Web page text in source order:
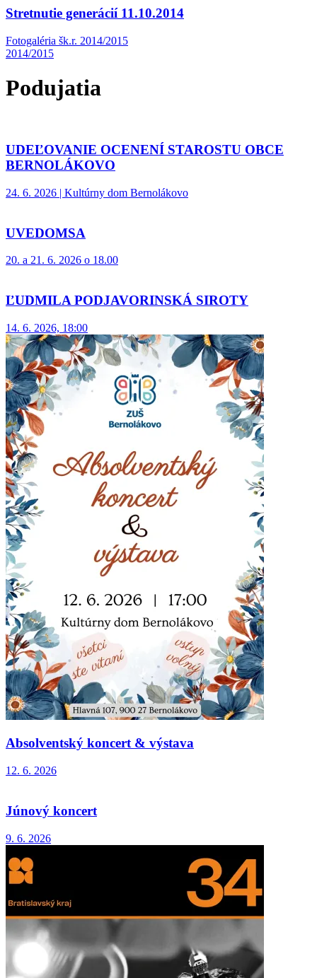
Stretnutie generácií 11.10.2014
Fotogaléria šk.r. 2014/2015
2014/2015
Podujatia
UDEĽOVANIE OCENENÍ STAROSTU OBCE
BERNOLÁKOVO
24. 6. 2026 | Kultúrny dom Bernolákovo
UVEDOMSA
20. a 21. 6. 2026 o 18.00
ĽUDMILA PODJAVORINSKÁ SIROTY
14. 6. 2026, 18:00
Absolventský koncert & výstava
12. 6. 2026
Júnový koncert
9. 6. 2026